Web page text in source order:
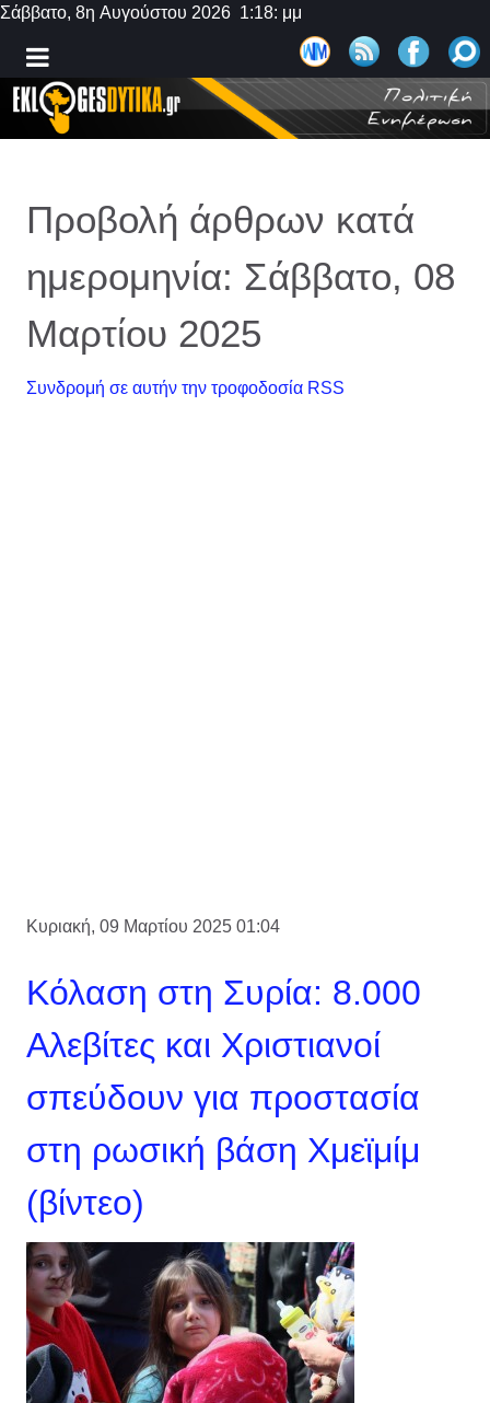
Σάββατο, 8η Αυγούστου 2026 1:18: μμ
Προβολή άρθρων κατά
ημερομηνία: Σάββατο, 08
Μαρτίου 2025
Συνδρομή σε αυτήν την τροφοδοσία RSS
Κυριακή, 09 Μαρτίου 2025 01:04
Κόλαση στη Συρία: 8.000
Αλεβίτες και Χριστιανοί
σπεύδουν για προστασία
στη ρωσική βάση Χμεϊμίμ
(βίντεο)